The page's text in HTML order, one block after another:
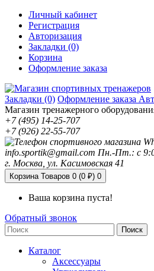
Личный кабинет
Регистрация
Авторизация
Закладки (0)
Корзина
Оформление заказа
Закладки (0) Оформление заказа
Магазин тренажерного
+7 (495) 14-25-707
+7 (926) 22-55-707
info.sportik@gmail.com Пн.-Пт.: с
г. Москва, ул. Касимовская 41
Корзина Товаров 0 (0 ₽) 0
Ваша корзина пуста!
Обратный звонок
Поиск
Каталог
Аксессуары